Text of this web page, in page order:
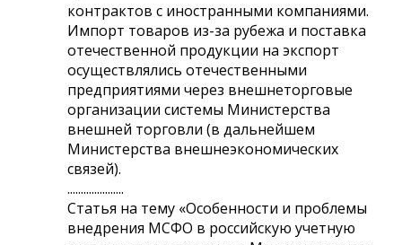
контрактов с иностранными компаниями.
Импорт товаров из-за рубежа и поставка
отечественной продукции на экспорт
осуществлялись отечественными
предприятиями через внешнеторговые
организации системы Министерства
внешней торговли (в дальнейшем
Министерства внешнеэкономических
связей).
.....................
Статья на тему «Особенности и проблемы
внедрения МСФО в российскую учетную